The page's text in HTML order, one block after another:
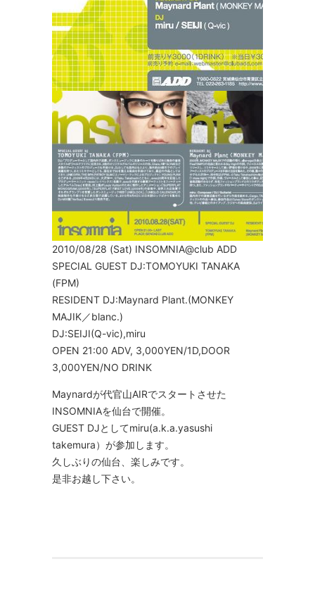
2010/08/28 (Sat) INSOMNIA@club ADD
SPECIAL GUEST DJ:TOMOYUKI TANAKA
(FPM)
RESIDENT DJ:Maynard Plant.(MONKEY
MAJIK／blanc.)
DJ:SEIJI(Q-vic),miru
OPEN 21:00 ADV, 3,000YEN/1D,DOOR
3,000YEN/NO DRINK
Maynardが代官山AIRでスタートさせた
INSOMNIAを仙台で開催。
GUEST DJとしてmiru(a.k.a.yasushi
takemura）が参加します。
久しぶりの仙台、楽しみです。
是非お越し下さい。